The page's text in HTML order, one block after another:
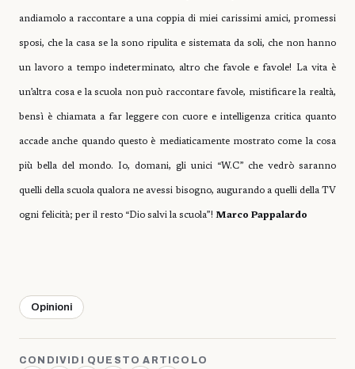
andiamolo a raccontare a una coppia di miei carissimi amici, promessi
sposi, che la casa se la sono ripulita e sistemata da soli, che non hanno
un lavoro a tempo indeterminato, altro che favole e favole! La vita è
un’altra cosa e la scuola non può raccontare favole, mistificare la realtà,
bensì è chiamata a far leggere con cuore e intelligenza critica quanto
accade anche quando questo è mediaticamente mostrato come la cosa
più bella del mondo. Io, domani, gli unici “W.C” che vedrò saranno
quelli della scuola qualora ne avessi bisogno, augurando a quelli della TV
ogni felicità; per il resto “Dio salvi la scuola”! Marco Pappalardo
Opinioni
CONDIVIDI QUESTO ARTICOLO